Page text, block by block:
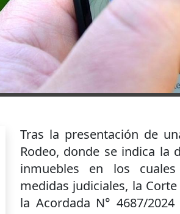
Tras la presentación de
Rodeo, donde se indica la
inmuebles en los
medidas judiciales, la
la Acordada N° 4687/